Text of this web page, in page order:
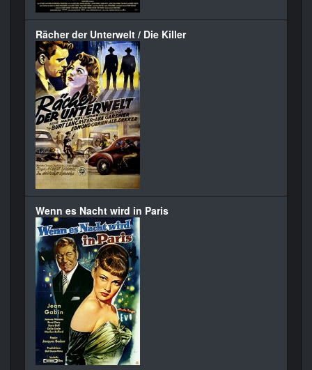
Rächer der Unterwelt / Die Killer
Wenn es Nacht wird in Paris